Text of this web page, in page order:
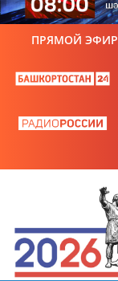
ПРЯМОЙ ЭФИР